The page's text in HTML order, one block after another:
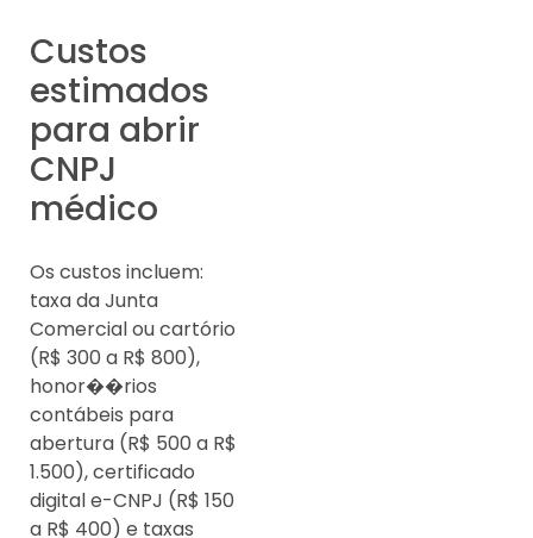
Custos
estimados
para abrir
CNPJ
médico
Os custos incluem:
taxa da Junta
Comercial ou cartório
(R$ 300 a R$ 800),
honor��rios
contábeis para
abertura (R$ 500 a R$
1.500), certificado
digital e-CNPJ (R$ 150
a R$ 400) e taxas